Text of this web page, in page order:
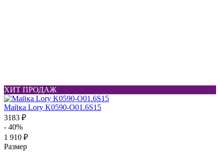
ХИТ ПРОДАЖ
Майка Lory K0590-O01.6S15
3183 ₽
- 40%
1 910 ₽
Размер